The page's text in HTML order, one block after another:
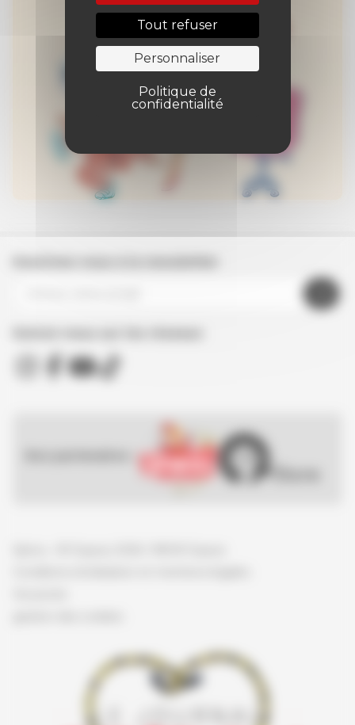
Tout refuser
Personnaliser
Politique de
confidentialité